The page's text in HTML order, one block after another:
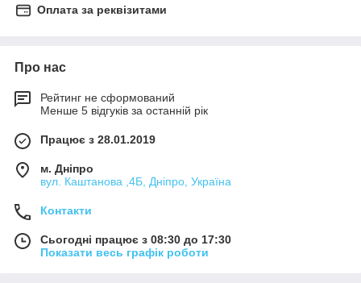
Оплата за реквізитами
Про нас
Рейтинг не сформований
Менше 5 відгуків за останній рік
Працює з 28.01.2019
м. Дніпро
вул. Каштанова ,4Б, Дніпро, Україна
Контакти
Сьогодні працює з 08:30 до 17:30
Показати весь графік роботи